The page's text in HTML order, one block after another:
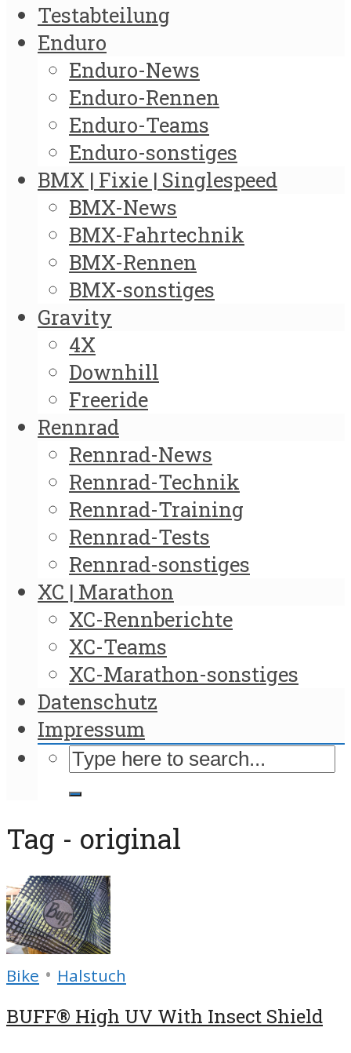
Testabteilung
Enduro
Enduro-News
Enduro-Rennen
Enduro-Teams
Enduro-sonstiges
BMX | Fixie | Singlespeed
BMX-News
BMX-Fahrtechnik
BMX-Rennen
BMX-sonstiges
Gravity
4X
Downhill
Freeride
Rennrad
Rennrad-News
Rennrad-Technik
Rennrad-Training
Rennrad-Tests
Rennrad-sonstiges
XC | Marathon
XC-Rennberichte
XC-Teams
XC-Marathon-sonstiges
Datenschutz
Impressum
Tag - original
Bike • Halstuch
BUFF® High UV With Insect Shield